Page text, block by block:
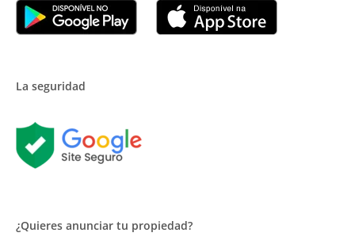
La seguridad
¿Quieres anunciar tu propiedad?